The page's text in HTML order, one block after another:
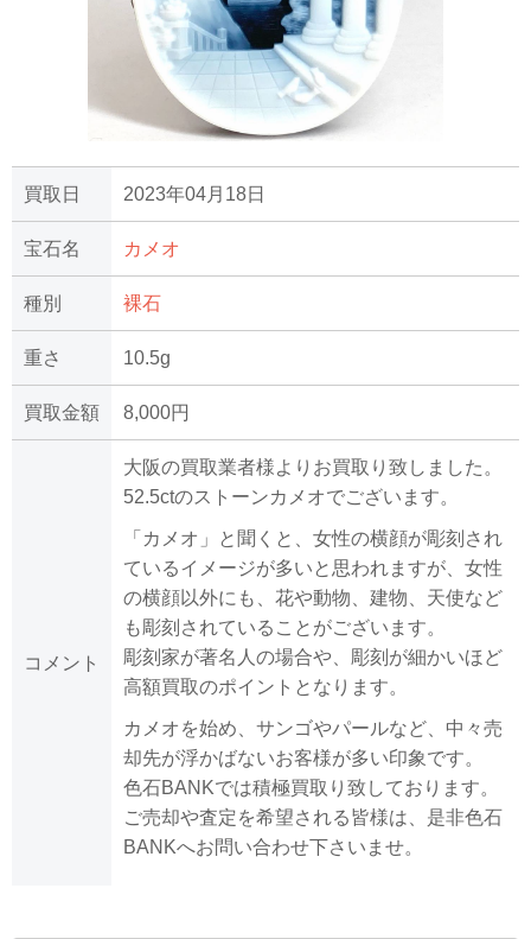
買取日 2023年04月18日
宝石名 カメオ
種別 裸石
重さ 10.5g
買取金額 8,000円
コメント
大阪の買取業者様よりお買取り致しました。
52.5ctのストーンカメオでございます。
「カメオ」と聞くと、女性の横顔が彫刻され
ているイメージが多いと思われますが、女性
の横顔以外にも、花や動物、建物、天使など
も彫刻されていることがございます。
彫刻家が著名人の場合や、彫刻が細かいほど
高額買取のポイントとなります。
カメオを始め、サンゴやパールなど、中々売
却先が浮かばないお客様が多い印象です。
色石BANKでは積極買取り致しております。
ご売却や査定を希望される皆様は、是非色石
BANKへお問い合わせ下さいませ。